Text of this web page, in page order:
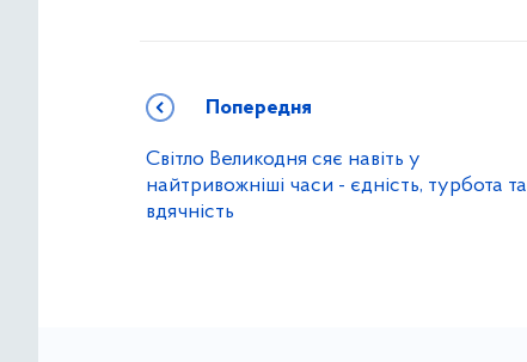
Попередня
Світло Великодня сяє навіть у
найтривожніші часи - єдність, турбота та
вдячність